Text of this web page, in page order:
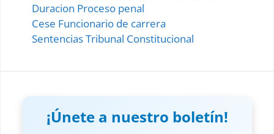
Duracion Proceso penal
Cese Funcionario de carrera
Sentencias Tribunal Constitucional
¡Únete a nuestro boletín!